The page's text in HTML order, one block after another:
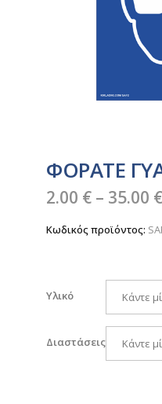
ΦΟΡΑΤΕ
2.00 € – 35.00 €
Κωδικός προϊόντος:
Υλικό Κάντε
Διαστάσεις Κάντε